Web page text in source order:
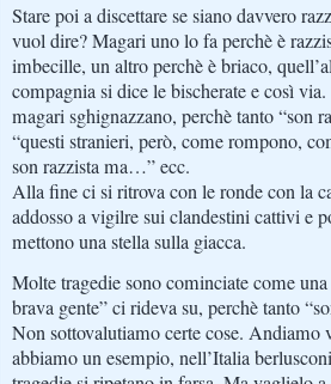
Stare poi a discettare se siano davvero
vuol dire? Magari uno lo fa perchè è
imbecille, un altro perchè è briaco,
compagnia si dice le bischerate e così
magari sghignazzano, perchè tanto “son
“questi stranieri, però, come rompono,
son razzista ma…” ecc.
Alla fine ci si ritrova con le ronde con la
addosso a vigilre sui clandestini cattivi e
mettono una stella sulla giacca.
Molte tragedie sono cominciate come
brava gente” ci rideva su, perchè tanto
Non sottovalutiamo certe cose.
abbiamo un esempio, nell’Italia